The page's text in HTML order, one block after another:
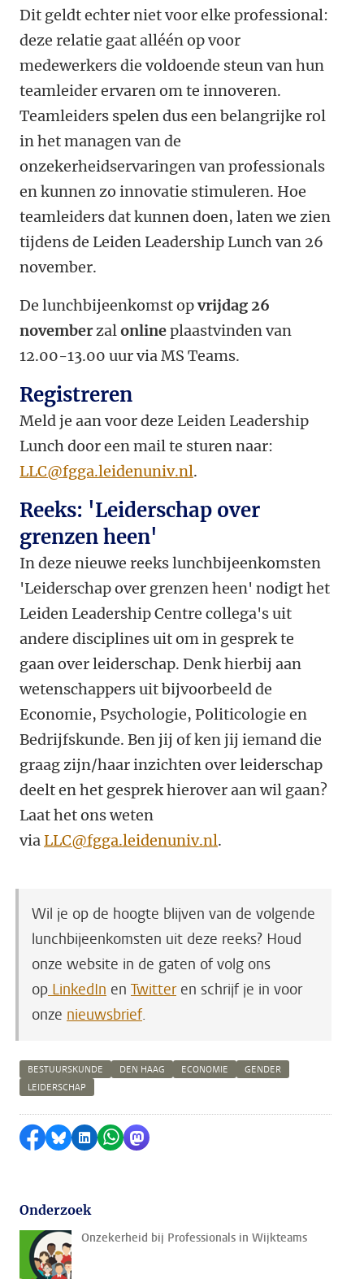
Dit geldt echter niet voor elke professional:
deze relatie gaat alléén op voor
medewerkers die voldoende steun van hun
teamleider ervaren om te innoveren.
Teamleiders spelen dus een belangrijke rol
in het managen van de
onzekerheidservaringen van professionals
en kunnen zo innovatie stimuleren. Hoe
teamleiders dat kunnen doen, laten we zien
tijdens de Leiden Leadership Lunch van 26
november.
De lunchbijeenkomst opvrijdag 26
novemberzalonlineplaastvinden van
12.00-13.00 uur via MS Teams.
Registreren
Meld je aan voor deze Leiden Leadership
Lunch door een mail te sturen naar:
LLC@fgga.leidenuniv.nl.
Reeks: 'Leiderschap over
grenzen heen'
In deze nieuwe reeks lunchbijeenkomsten
'Leiderschap over grenzen heen' nodigt het
Leiden Leadership Centre collega's uit
andere disciplines uit om in gesprek te
gaan over leiderschap. Denk hierbij aan
wetenschappers uit bijvoorbeeld de
Economie, Psychologie, Politicologie en
Bedrijfskunde. Ben jij of ken jij iemand die
graag zijn/haar inzichten over leiderschap
deelt en het gesprek hierover aan wil gaan?
Laat het ons weten
viaLLC@fgga.leidenuniv.nl.
Wil je op de hoogte blijven van de volgende
lunchbijeenkomsten uit deze reeks? Houd
onze website in de gaten of volg ons
op LinkedIn en Twitteren schrijf je in voor
onze nieuwsbrief.
BESTUURSKUNDE DEN HAAG ECONOMIE
GENDER
LEIDERSCHAP
Delen op Facebook
Delen via Bluesky
Delen op LinkedIn
Delen via WhatsApp
Delen via Mastodon
Onderzoek
Onzekerheid bij Professionals in Wijkteams